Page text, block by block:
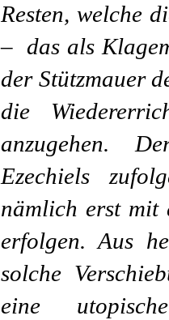
Resten, welche
– das als
der Stützmauer
die
anzugehen.
Ezechiels
nämlich erst mit
erfolgen. Aus
solche
eine